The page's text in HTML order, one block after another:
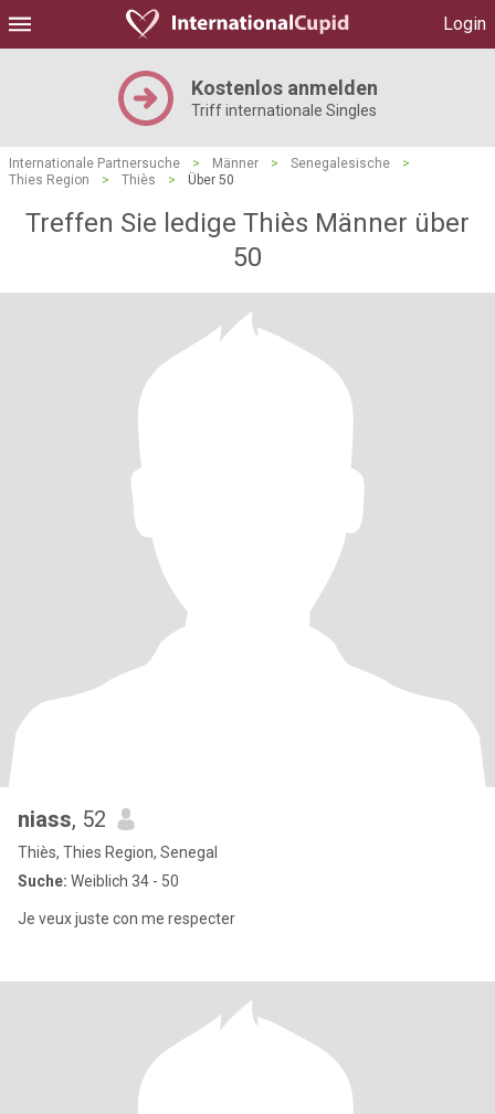
Login
Kostenlos anmelden
Triff internationale Singles
Internationale Partnersuche > Männer > Senegalesische
>
Thies Region
> Thiès > Über 50
Treffen Sie ledige Thiès Männer über
50
niass, 52
Thiès, Thies Region, Senegal
Suche: Weiblich 34 - 50
Je veux juste con me respecter